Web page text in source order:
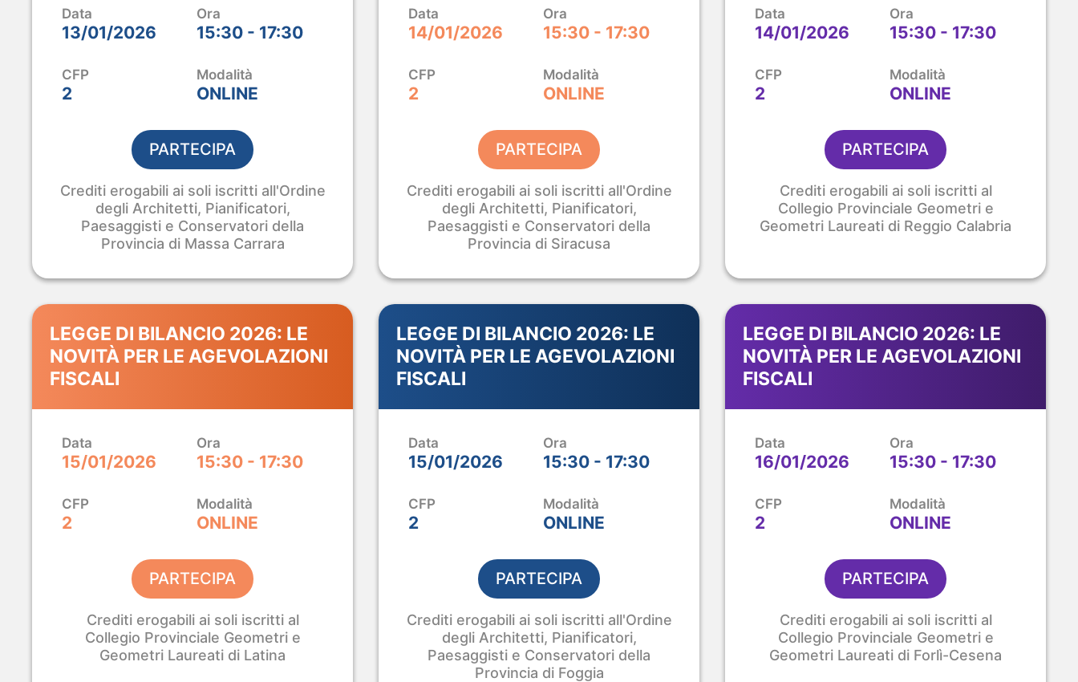
Ci sei anche tu?
Vieni a scoprire dal vivo le nostre Soluzioni Innovative.
Stand B4 – Piano 0
RICHIEDI IL BIGLIETTO OMAGGIO →
ANALIST 2027 · PROBIM
Finalmente semplice.
Analist 2027 e ProBIM
modelli, calcoli e aggiorni il tuo
progetto senza cambiare strumento. Dalla pianta al modello
Data Ora
13/01/2026 15:30 - 17:30
CFP Modalità
2 ONLINE
PARTECIPA
Crediti erogabili ai soli iscritti all'Ordine
degli Architetti, Pianificatori,
Paesaggisti e Conservatori della
Provincia di Massa Carrara
Data Ora
14/01/2026 15:30 - 17:30
CFP Modalità
2 ONLINE
PARTECIPA
Crediti erogabili ai soli iscritti all'Ordine
degli Architetti, Pianificatori,
Paesaggisti e Conservatori della
Provincia di Siracusa
Data Ora
14/01/2026 15:30 - 17:30
CFP Modalità
2 ONLINE
PARTECIPA
Crediti erogabili ai soli iscritti al
Collegio Provinciale Geometri e
Geometri Laureati di Reggio Calabria
LEGGE DI BILANCIO 2026: LE
NOVITÀ PER LE AGEVOLAZIONI
FISCALI
Data Ora
15/01/2026 15:30 - 17:30
CFP Modalità
2 ONLINE
PARTECIPA
Crediti erogabili ai soli iscritti al
Collegio Provinciale Geometri e
Geometri Laureati di Latina
LEGGE DI BILANCIO 2026: LE
NOVITÀ PER LE AGEVOLAZIONI
FISCALI
Data Ora
15/01/2026 15:30 - 17:30
CFP Modalità
2 ONLINE
PARTECIPA
Crediti erogabili ai soli iscritti all'Ordine
degli Architetti, Pianificatori,
Paesaggisti e Conservatori della
Provincia di Foggia
LEGGE DI BILANCIO 2026: LE
NOVITÀ PER LE AGEVOLAZIONI
FISCALI
Data Ora
16/01/2026 15:30 - 17:30
CFP Modalità
2 ONLINE
PARTECIPA
Crediti erogabili ai soli iscritti al
Collegio Provinciale Geometri e
Geometri Laureati di Forlì-Cesena